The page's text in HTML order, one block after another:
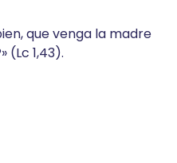
que venga la madre
(Lc 1,43).